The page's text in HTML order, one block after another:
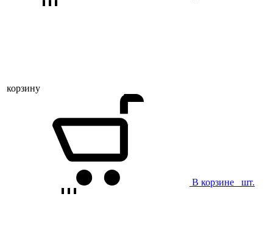
корзину
В корзине шт.